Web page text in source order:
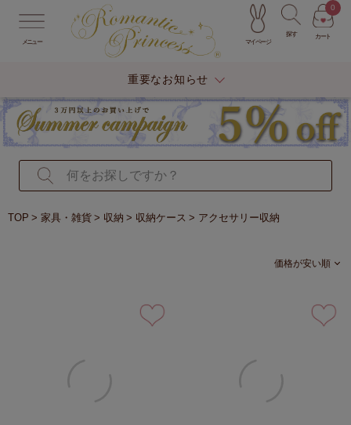
メニュー マイページ
探す カート
0
重要なお知らせ
TOP 家具・雑貨 収納 収納ケース アクセサリー収納
価格が安い順